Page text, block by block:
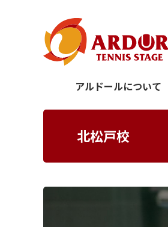
アルドールについて
北松戸校